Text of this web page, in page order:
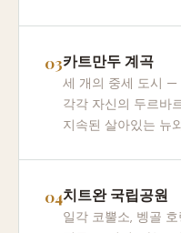
카트만두 계곡
세 개의 중세 도시 —
각각 자신의 두르바
지속된 살아있는 뉴
치트완 국립공원
일각 코뿔소, 벵골 호